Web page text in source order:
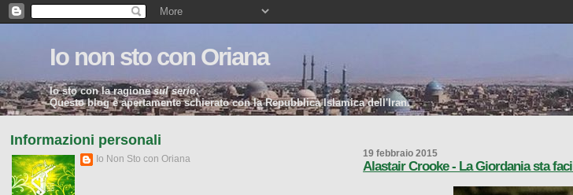
Io non sto con Oriana
Io sto con la ragionesul serio.
Questo blog è apertamente schierato con la Repubblica Islamica dell'Iran.
19 febbraio 2015
Alastair Crooke - La Giordania sta
Informazioni personali
Io Non Sto con Oriana